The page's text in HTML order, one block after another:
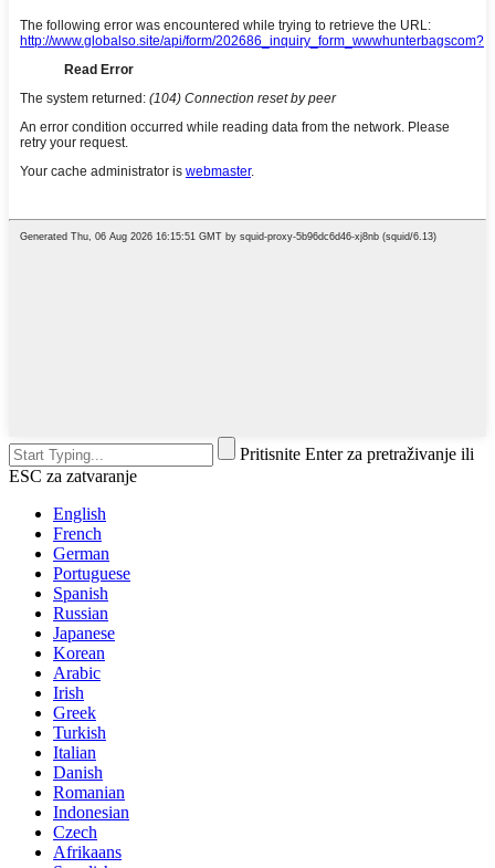
Pritisnite Enter za pretraživanje ili
ESC za zatvaranje
English
French
German
Portuguese
Spanish
Russian
Japanese
Korean
Arabic
Irish
Greek
Turkish
Italian
Danish
Romanian
Indonesian
Czech
Afrikaans